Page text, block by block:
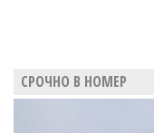
СРОЧНО В НОМЕР